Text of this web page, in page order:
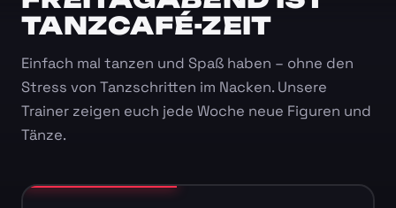
TANZCAFÉ-ZEIT
Einfach mal tanzen und Spaß haben – ohne den
Stress von Tanzschritten im Nacken. Unsere
Trainer zeigen euch jede Woche neue Figuren und
Tänze.